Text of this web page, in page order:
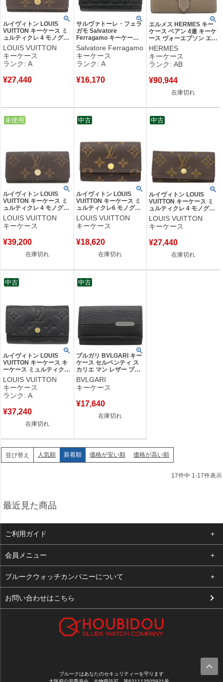
ルイヴィトン LOUIS
VUITTON キーケース ミ
ュルティクレ 4 モノグラ
ムキャンバス モノグラム
ゴールド金具 茶 鍵入れ 4
連 4本 M69517 RFID
【中古】中古美品
LOUIS VUITTON
キーケース
ランク: A
¥27,440
サルヴァトーレ・フェラ
ガモ Salvatore
Ferragamo キーケース
ガンチーニ 6本 6連 レザ
ー ブラック シルバー金
具 黒 鍵入れ キーリング
フラップ式 型押し
Salvatore Ferragamo
キーケース
ランク: A
¥16,170
エルメス HERMES キー
ケース ベアン 4連 キーケ
ース ヴォーエプソン エト
ゥープ ゴールド金具 グレ
ージュ 4本 C 【中古】中
古品
HERMES
キーケース
ランク: AB
¥90,944
在庫切れ
ルイヴィトン LOUIS
VUITTON キーケース ミ
ュルティクレ 4 モノグラ
ムキャンバス モノグラム
×スカイブルー ゴールド
金具 新品 未使用 4連 4本
RFID 【箱】 【中古】
LOUIS VUITTON
キーケース
¥39,200
在庫切れ
中古
未使用
ルイヴィトン LOUIS
VUITTON キーケース ミ
ュルティクレ6 モノグラ
ムキャンバス モノグラム
ゴールド金具 茶 6連 6本
イニシャル入り M62630
LOUIS VUITTON
キーケース
¥18,620
在庫切れ
中古
ルイヴィトン LOUIS
VUITTON キーケース ミ
ュルティクレ 4 モノグラ
ムキャンバス モノグラム
ゴールド金具 鍵入れ 4連
4本 M69517 CT1153
LOUIS VUITTON
キーケース
¥27,440
在庫切れ
中古
ルイヴィトン LOUIS
VUITTON キーケース キ
ーケース ミュルティクレ
6 モノグラムアンプラン
ト モノグラムアンプラン
ト ゴールド金具 6連 6本
鍵入れ M64421 RFID
LOUIS VUITTON
キーケース
ランク: A
¥37,240
在庫切れ
中古
ブルガリ BVLGARI キー
ケース セルペンティ ス
カリエ マン レザー ブラ
ック シルバー金具 6連 6
本 キーリング付き 黒
【中古】
BVLGARI
キーケース
¥17,640
在庫切れ
中古
並び替え 人気順 新着順 価格が安い順 価格が高い順
17件中 1-17件表示
最近見た商品
ご利用ガイド
よくある質問
支払い・送料
お客様の声
会員メニュー
ログイン
お気に入り
ブルークウォッチカンパニーについて
会社概要
お問い合わせはこちら
ブルークはあなたのセキュリティーを守ります